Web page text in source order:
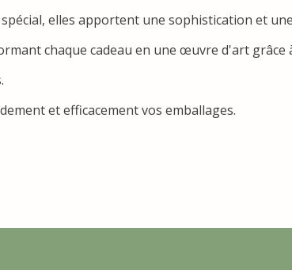
elles apportent une sophistication et
chaque cadeau en une œuvre d'art grâce
et efficacement vos emballages.